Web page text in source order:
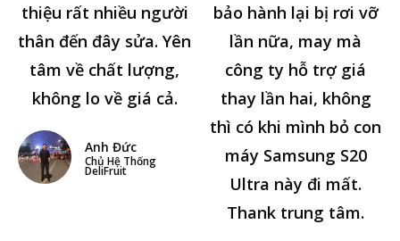
thiệu rất nhiều người
thân đến đây sửa. Yên
tâm về chất lượng,
không lo về giá cả.
Anh Đức
Chủ Hệ Thống
DeliFruit
bảo hành lại bị rơi vỡ
lần nữa, may mà
công ty hỗ trợ giá
thay lần hai, không
thì có khi mình bỏ con
máy Samsung S20
Ultra này đi mất.
Thank trung tâm.